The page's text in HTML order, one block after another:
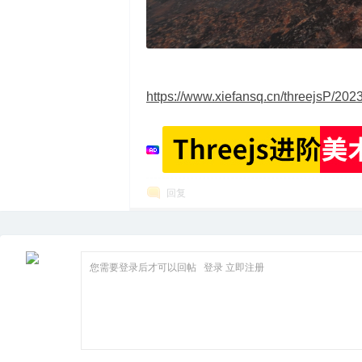
https://www.xiefansq.cn/threejsP/
回复
您需要登录后才可以回帖 登录 立即注册